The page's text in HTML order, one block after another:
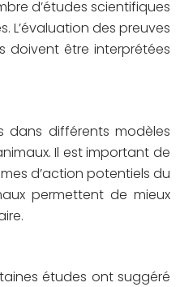
d’études scientifiques
L’évaluation des preuves
doivent être interprétées
dans différents modèles
Il est important de
d’action potentiels du
permettent de mieux
études ont suggéré